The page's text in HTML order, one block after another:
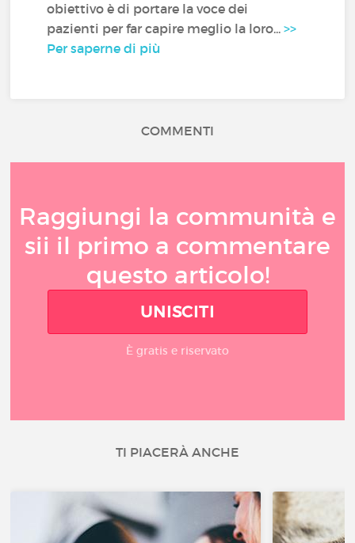
obiettivo è di portare la voce dei
pazienti per far capire meglio la loro...>>
Per saperne di più
COMMENTI
Raggiungi la communità e
sii il primo a commentare
questo articolo!
UNISCITI
È gratis e riservato
TI PIACERÀ ANCHE